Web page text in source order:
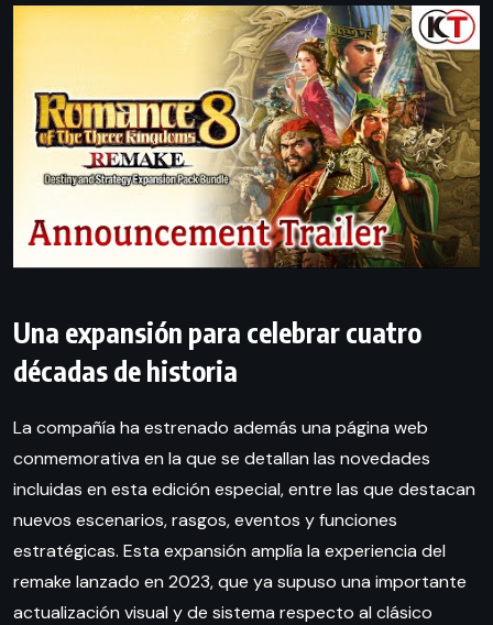
Una expansión para celebrar cuatro
décadas de historia
La compañía ha estrenado además una página web
conmemorativa en la que se detallan las novedades
incluidas en esta edición especial, entre las que destacan
nuevos escenarios, rasgos, eventos y funciones
estratégicas. Esta expansión amplía la experiencia del
remake lanzado en 2023, que ya supuso una importante
actualización visual y de sistema respecto al clásico